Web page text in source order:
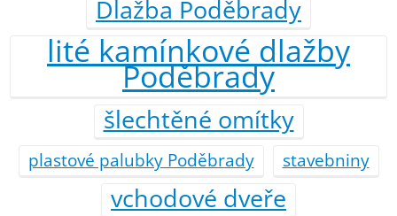
Dlažba Poděbrady
lité kamínkové dlažby
Poděbrady
šlechtěné omítky
plastové palubky Poděbrady stavebniny
vchodové dveře